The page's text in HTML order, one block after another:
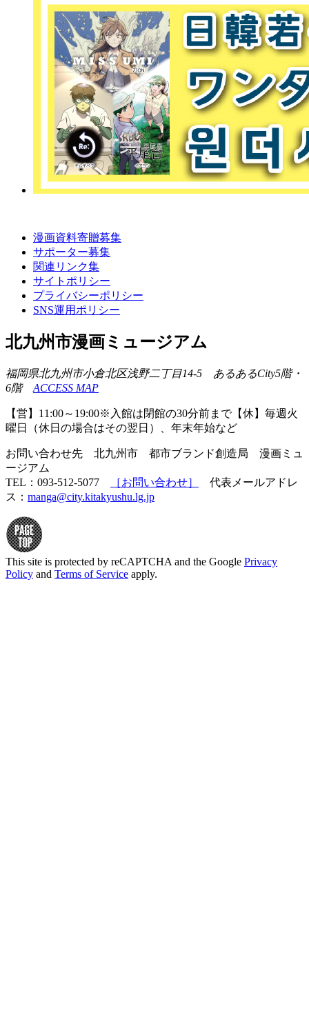
漫画資料寄贈募集
サポーター募集
関連リンク集
サイトポリシー
プライバシーポリシー
SNS運用ポリシー
北九州市漫画ミュージアム
福岡県北九州市小倉北区浅野二丁目14-5 あるあるCity5階・
6階 ACCESS MAP
【営】11:00～19:00※入館は閉館の30分前まで【休】毎週火
曜日（休日の場合はその翌日）、年末年始など
お問い合わせ先 北九州市 都市ブランド創造局 漫画ミュ
ージアム
TEL：093-512-5077
［お問い合わせ］
代表メールアドレ
ス： manga@city.kitakyushu.lg.jp
This site is protected by reCAPTCHA and the Google Privacy
Policy and Terms of Service apply.